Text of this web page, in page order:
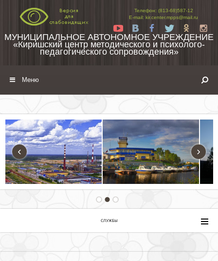
Телефон: (813-68)587-12
E-mail: kir.center.mpps@mail.ru
Yt
Tw
МУНИЦИПАЛЬНОЕ АВТОНОМНОЕ УЧРЕЖДЕНИЕ
«Киришский центр методического и психолого-
педагогического сопровождения»
Меню
‹ ›
СЛУЖБЫ